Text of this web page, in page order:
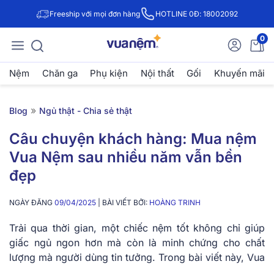
Freeship với mọi đơn hàng HOTLINE 0Đ: 18002092
0
Nệm Chăn ga Phụ kiện Nội thất Gối Khuyến mãi
Blog » Ngủ thật - Chia sẻ thật
Câu chuyện khách hàng: Mua nệm
Vua Nệm sau nhiều năm vẫn bền
đẹp
NGÀY ĐĂNG 09/04/2025 | BÀI VIẾT BỞI: HOÀNG TRINH
Trải qua thời gian, một chiếc nệm tốt không chỉ giúp
giấc ngủ ngon hơn mà còn là minh chứng cho chất
lượng mà người dùng tin tưởng. Trong bài viết này, Vua